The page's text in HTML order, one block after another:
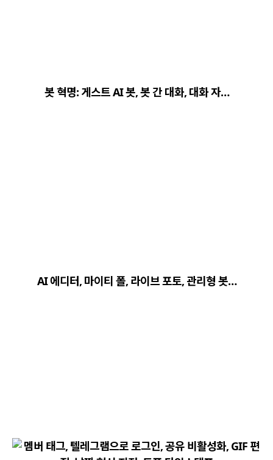
봇 혁명: 게스트 AI 봇, 봇 간 대화, 대화 자…
AI 에디터, 마이티 폴, 라이브 포토, 관리형 봇…